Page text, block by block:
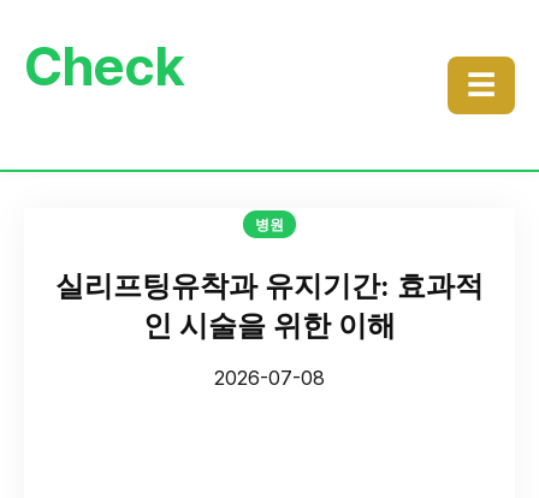
Check ☰
병원
실리프팅유착과 유지기간: 효과적
인 시술을 위한 이해
2026-07-08